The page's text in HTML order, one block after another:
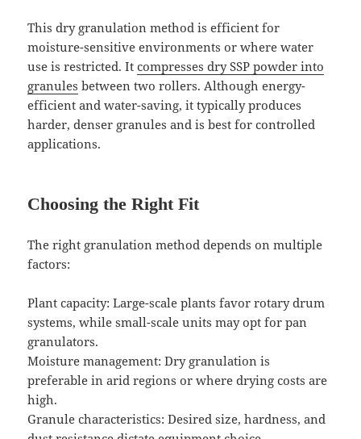
This dry granulation method is efficient for
moisture-sensitive environments or where water
use is restricted. Itcompresses dry SSP powder into
granules between two rollers. Although energy-
efficient and water-saving, it typically produces
harder, denser granules and is best for controlled
applications.
Choosing the Right Fit
The right granulation method depends on multiple
factors:
Plant capacity: Large-scale plants favor rotary drum
systems, while small-scale units may opt for pan
granulators.
Moisture management: Dry granulation is
preferable in arid regions or where drying costs are
high.
Granule characteristics: Desired size, hardness, and